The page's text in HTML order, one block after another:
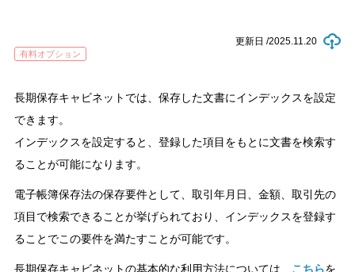
有料オプション
更新日 /2025.11.20
長期保存キャビネットでは、保存した文書にインデックスを設定
できます。
インデックスを設定すると、登録した項目をもとに文書を検索す
ることが可能になります。
電子帳簿保存法の保存要件として、取引年月日、金額、取引先の
項目で検索できることが挙げられており、インデックスを登録す
ることでこの要件を満たすことが可能です。
長期保存キャビネットの基本的な利用方法については、 こちらを